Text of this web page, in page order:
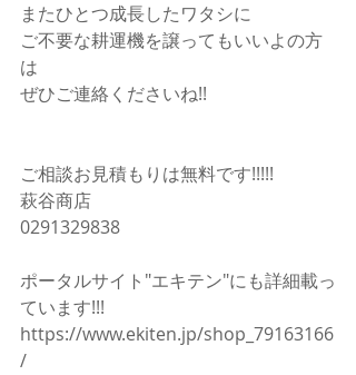
またひとつ成長したワタシに
ご不要な耕運機を譲ってもいいよの方
は
ぜひご連絡くださいね!!
ご相談お見積もりは無料です!!!!!
萩谷商店
0291329838
ポータルサイト"エキテン"にも詳細載っ
ています!!!
https://www.ekiten.jp/shop_79163166
/